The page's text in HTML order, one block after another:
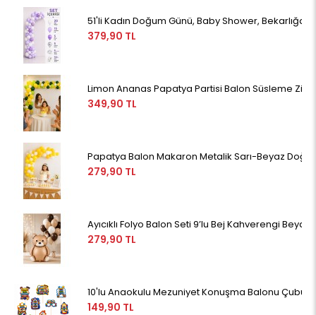
51'li Kadın Doğum Günü, Baby Shower, Bekarlığa
379,90 TL
Limon Ananas Papatya Partisi Balon Süsleme
349,90 TL
Papatya Balon Makaron Metalik Sarı-Beyaz
279,90 TL
Ayıcıklı Folyo Balon Seti 9’lu Bej Kahverengi
279,90 TL
10'lu Anaokulu Mezuniyet Konuşma Balonu
149,90 TL